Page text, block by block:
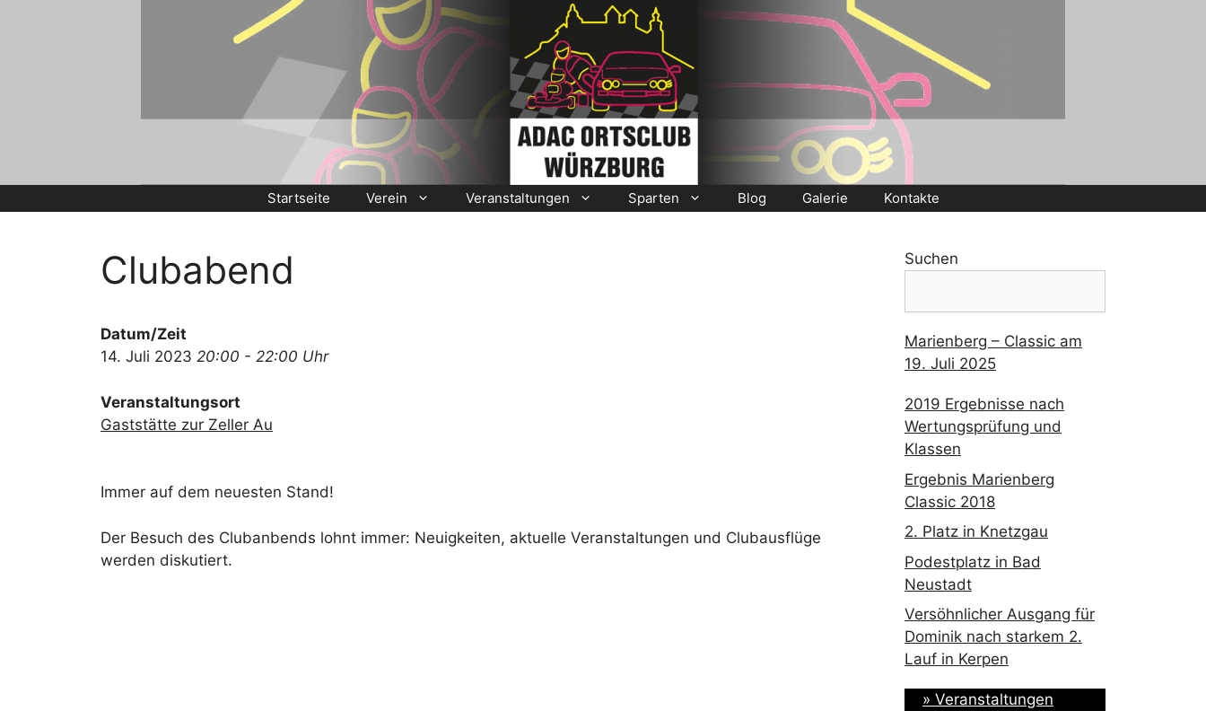
Startseite Verein Veranstaltungen Sparten Blog Galerie Kontakte
Clubabend
Datum/Zeit
14. Juli 2023 20:00 - 22:00 Uhr
Veranstaltungsort
Gaststätte zur Zeller Au
Immer auf dem neuesten Stand!
Der Besuch des Clubanbends lohnt immer: Neuigkeiten, aktuelle Veranstaltungen und Clubausflüge
werden diskutiert.
Suchen
Marienberg – Classic am
19. Juli 2025
2019 Ergebnisse nach
Wertungsprüfung und
Klassen
Ergebnis Marienberg
Classic 2018
2. Platz in Knetzgau
Podestplatz in Bad
Neustadt
Versöhnlicher Ausgang für
Dominik nach starkem 2.
Lauf in Kerpen
» Veranstaltungen